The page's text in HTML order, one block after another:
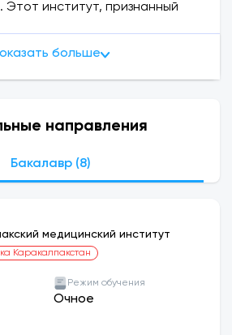
Этот институт, признанный
Узбекистан, был
медицинским
на студенческий
квалификации.
больше
направления
Бакалавр (8)
медицинский институт
Каракалпакстан
Режим обучения
Очное